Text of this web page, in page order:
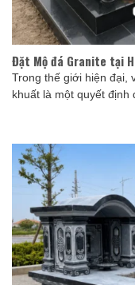
Đặt Mộ đá Granite tại
Trong thế giới hiện đại,
khuất là một quyết định